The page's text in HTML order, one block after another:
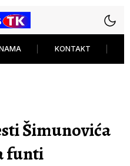
KONTAKT
Šimunovića
funti